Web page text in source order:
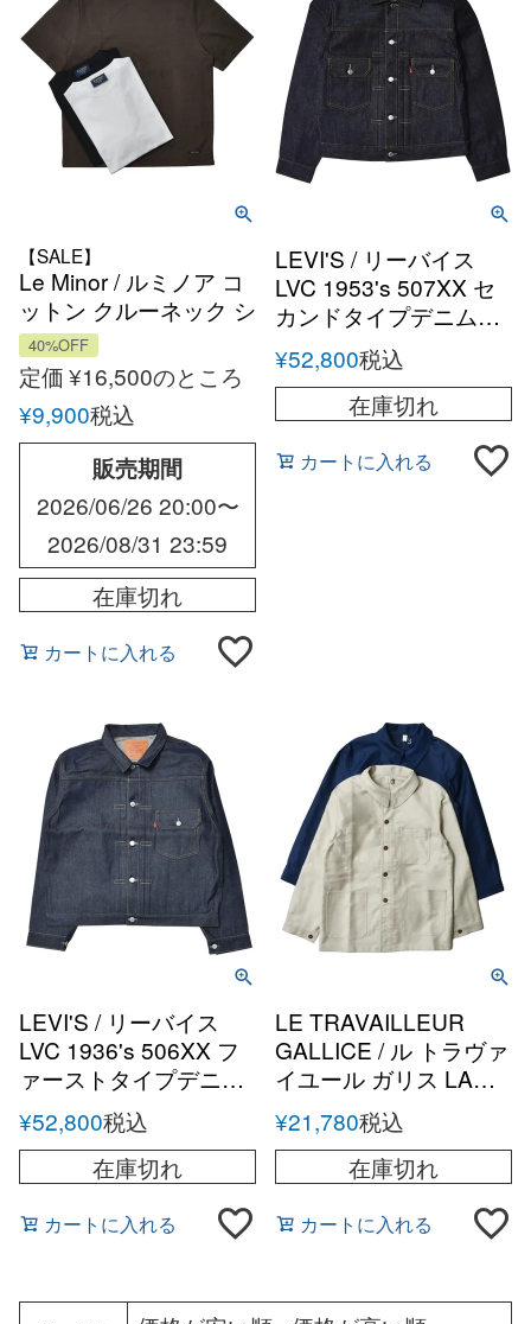
【SALE】
Le Minor / ルミノア コ
ットン クルーネック シ
ョートスリーブカット
ソー バスクシャツ
フランス
40%OFF
定価¥16,500のところ
¥9,900税込
販売期間
2026/06/26 20:00〜
2026/08/31 23:59
在庫切れ
カートに入れる
LEVI'S / リーバイス
LVC 1953's 507XX セ
カンドタイプデニムト
ラッカージャケット
¥52,800税込
在庫切れ
カートに入れる
LEVI'S / リーバイス
LVC 1936's 506XX フ
ァーストタイプデニム
ジャケット
¥52,800税込
在庫切れ
カートに入れる
LE TRAVAILLEUR
GALLICE / ル トラヴァ
イユール ガリス LA
VESTE モールスキン
ワークジャケット
¥21,780税込
在庫切れ
カートに入れる